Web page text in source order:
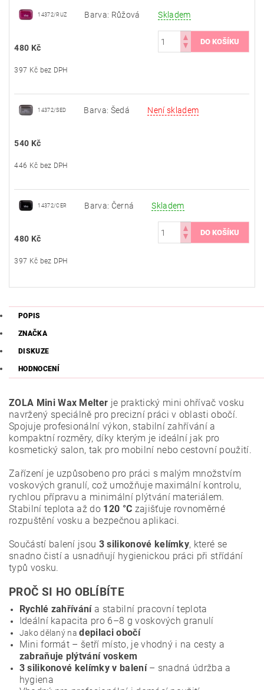
14372/RUZ Barva: Růžová Skladem
480 Kč
397 Kč bez DPH
14372/SED Barva: Šedá Není skladem
540 Kč
446 Kč bez DPH
14372/CER Barva: Černá Skladem
480 Kč
397 Kč bez DPH
POPIS
ZNAČKA
DISKUZE
HODNOCENÍ
ZOLA Mini Wax Melter je praktický mini ohřívač vosku
navržený speciálně pro precizní práci v oblasti obočí.
Spojuje profesionální výkon, stabilní zahřívání a
kompaktní rozměry, díky kterým je ideální jak pro
kosmetický salon, tak pro mobilní nebo cestovní použití.
Zařízení je uzpůsobeno pro práci s malým množstvím
voskových granulí, což umožňuje maximální kontrolu,
rychlou přípravu a minimální plýtvání materiálem.
Stabilní teplota až do 120 °C zajišťuje rovnoměrné
rozpuštění vosku a bezpečnou aplikaci.
Součástí balení jsou 3 silikonové kelímky, které se
snadno čistí a usnadňují hygienickou práci při střídání
typů vosku.
PROČ SI HO OBLÍBÍTE
Rychlé zahřívánía stabilní pracovní teplota
Ideální kapacita pro 6–8 g voskových granulí
Jako dělaný nadepilaci obočí
Mini formát – šetří místo, je vhodný i na cesty a
zabraňuje plýtvání voskem
3 silikonové kelímky v balení– snadná údržba a
hygiena